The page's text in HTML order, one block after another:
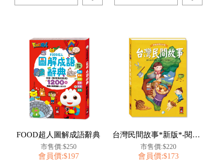
FOOD超人圖解成語辭典
市售價:$250
會員價:$197
台灣民間故事*新版*-閱讀我們的台灣
市售價:$220
會員價:$173